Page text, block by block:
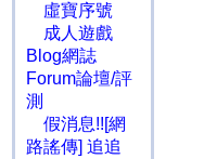
虛寶序號
成人遊戲
Blog網誌
Forum論壇/評
測
假消息!![網
路謠傳] 追追